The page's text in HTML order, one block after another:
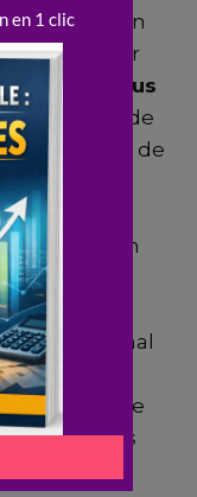
(SCI) offre un
particulier
des
revenus
attraits réside
le régime de
peut se
situation
l’
fixe,
marginal
choix peut
fiscale
de biens